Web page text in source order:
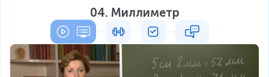
04. Миллиметр